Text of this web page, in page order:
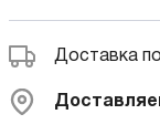
Доставка